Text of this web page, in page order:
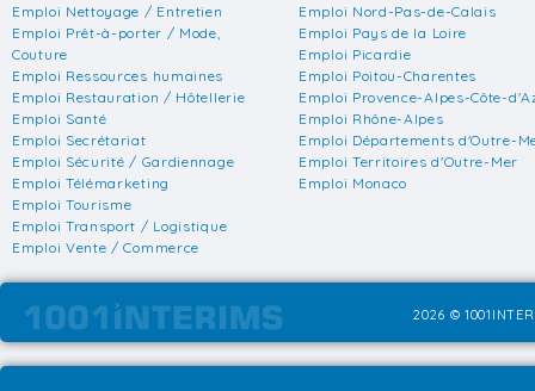
Emploi Nettoyage / Entretien
Emploi Prêt-à-porter / Mode,
Couture
Emploi Ressources humaines
Emploi Restauration / Hôtellerie
Emploi Santé
Emploi Secrétariat
Emploi Sécurité / Gardiennage
Emploi Télémarketing
Emploi Tourisme
Emploi Transport / Logistique
Emploi Vente / Commerce
Emploi Nord-Pas-de-Calais
Emploi Pays de la Loire
Emploi Picardie
Emploi Poitou-Charentes
Emploi Provence-Alpes-Côte-
Emploi Rhône-Alpes
Emploi Départements d'Outre-
Emploi Territoires d'Outre-Mer
Emploi Monaco
2026 ©